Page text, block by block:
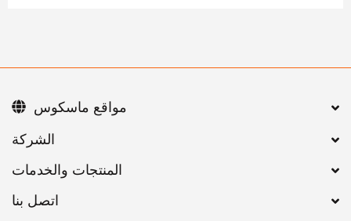
اتصل بنا
مواقع ماسكوس